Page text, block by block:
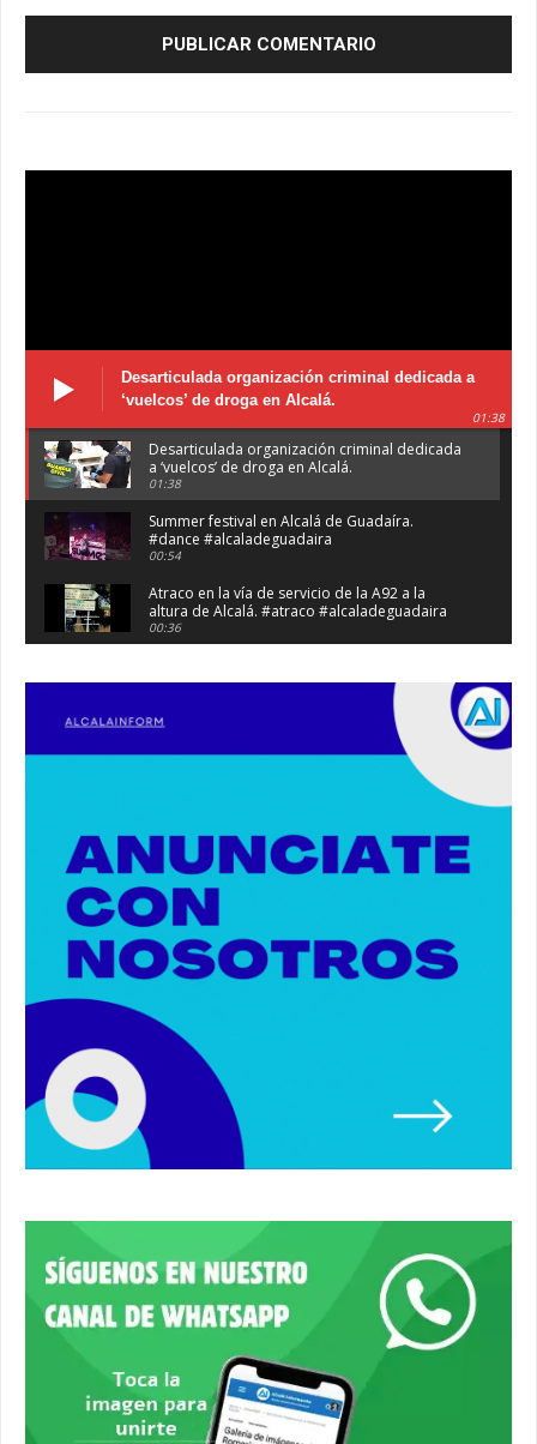
Desarticulada organización criminal dedicada a
‘vuelcos’ de droga en Alcalá.
01:38
Desarticulada organización criminal dedicada
a ‘vuelcos’ de droga en Alcalá.
01:38
Summer festival en Alcalá de Guadaíra.
#dance #alcaladeguadaira
00:54
Atraco en la vía de servicio de la A92 a la
altura de Alcalá. #atraco #alcaladeguadaira
00:36
Alcalá. #policia #narcos
Primeras 191 viviendas VPO en Alcalá de
Guadaíra. #alcaladeguadaira #vivienda #vpo
Premio de Medio Ambiente para el CEIP San
Mateo. #alcaladeguadaira #premios #colegio
03:01
Paseo de caballos. #alcaladeguadaira #ferias
#caballos
Un autobús ha golpeado a otro en el recinto
ferial. #accidente #alcaladeguadaira #ferias
Primer premio de casetas 2026.
#alcaladeguadaira #ferias